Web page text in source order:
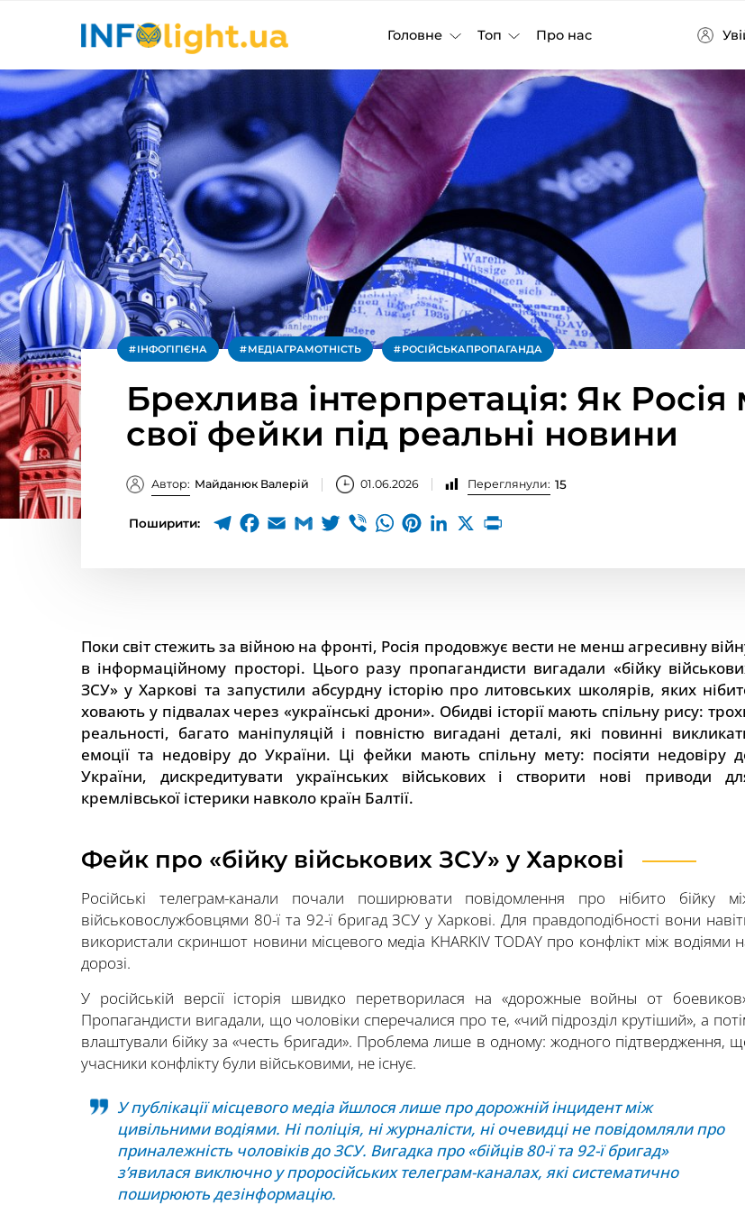
Головне Топ Про нас
ІНФОГІГІЄНА МЕДІАГРАМОТНІСТЬ РОСІЙСЬКАПРОПАГАНДА
Брехлива інтерпретація: Як Росія
свої фейки під реальні новини
Автор: Майданюк Валерій 01.06.2026 Переглянули: 15
Поширити:
Поки світ стежить за війною на фронті, Росія продовжує вести не менш агресивну
в інформаційному просторі. Цього разу пропагандисти вигадали «бійку
ЗСУ» у Харкові та запустили абсурдну історію про литовських школярів, яких
ховають у підвалах через «українські дрони». Обидві історії мають спільну рису:
реальності, багато маніпуляцій і повністю вигадані деталі, які повинні
емоції та недовіру до України. Ці фейки мають спільну мету: посіяти недовіру
України, дискредитувати українських військових і створити нові приводи
кремлівської істерики навколо країн Балтії.
Фейк про «бійку військових ЗСУ» у Харкові
Російські телеграм-канали почали поширювати повідомлення про нібито бійку
військовослужбовцями 80-ї та 92-ї бригад ЗСУ у Харкові. Для правдоподібності вони
використали скриншот новини місцевого медіа KHARKIV TODAY про конфлікт між водіями
дорозі.
У російській версії історія швидко перетворилася на «дорожные войны от
Пропагандисти вигадали, що чоловіки сперечалися про те, «чий підрозділ крутіший», а
влаштували бійку за «честь бригади». Проблема лише в одному: жодного підтвердження,
учасники конфлікту були військовими, не існує.
У публікації місцевого медіа йшлося лише про дорожній інцидент між
цивільними водіями. Ні поліція, ні журналісти, ні очевидці не повідомляли про
приналежність чоловіків до ЗСУ. Вигадка про «бійців 80-ї та 92-ї бригад»
з’явилася виключно у проросійських телеграм-каналах, які систематично
поширюють дезінформацію.